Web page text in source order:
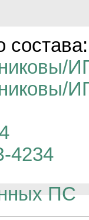
состава:
4234
ПС